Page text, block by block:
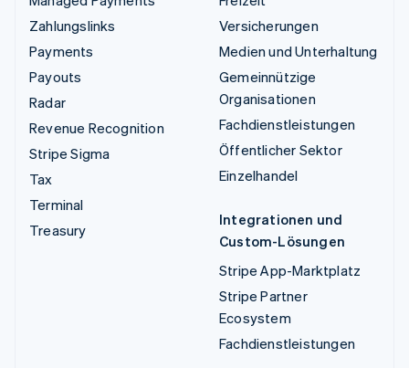
Zahlungslinks
Payments
Payouts
Radar
Revenue Recognition
Stripe Sigma
Tax
Terminal
Treasury
Versicherungen
Medien und Unterhaltung
Gemeinnützige
Organisationen
Fachdienstleistungen
Öffentlicher Sektor
Einzelhandel
Integrationen und
Custom-Lösungen
Stripe App-Marktplatz
Stripe Partner
Ecosystem
Fachdienstleistungen